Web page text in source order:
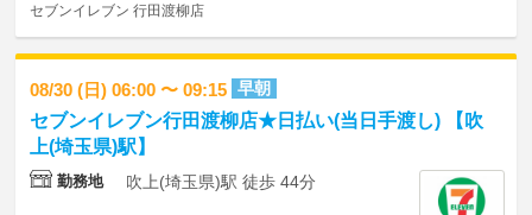
セブンイレブン 行田渡柳店
08/30 (日) 06:00 〜 09:15 早朝
セブンイレブン行田渡柳店★日払い(当日手渡し) 【吹
上(埼玉県)駅】
勤務地 吹上(埼玉県)駅 徒歩 44分